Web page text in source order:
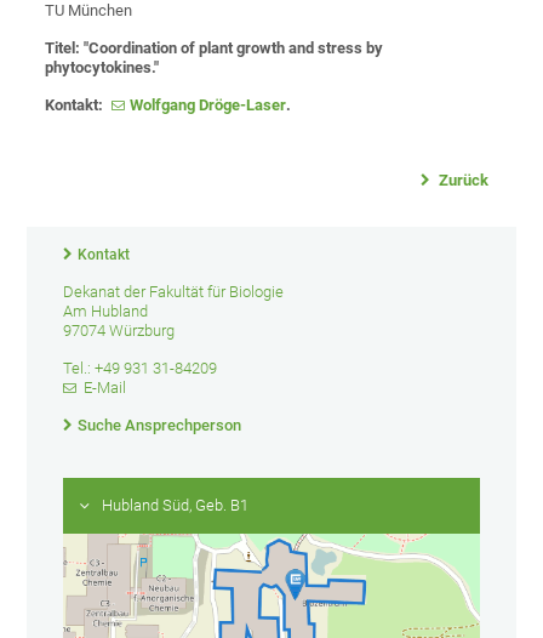
TU München
Titel:"Coordination of plant growth and stress by
phytocytokines."
Kontakt: Wolfgang Dröge-Laser.
Zurück
Kontakt
Dekanat der Fakultät für Biologie
Am Hubland
97074 Würzburg
Tel.: +49 931 31-84209
E-Mail
Suche Ansprechperson
Hubland Süd, Geb. B1